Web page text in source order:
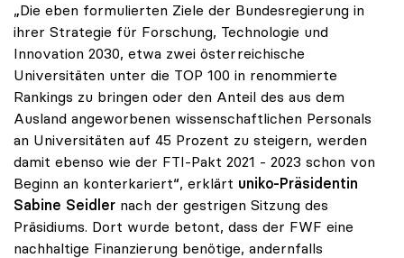
„Die eben formulierten Ziele der Bundesregierung in
ihrer Strategie für Forschung, Technologie und
Innovation 2030, etwa zwei österreichische
Universitäten unter die TOP 100 in renommierte
Rankings zu bringen oder den Anteil des aus dem
Ausland angeworbenen wissenschaftlichen Personals
an Universitäten auf 45 Prozent zu steigern, werden
damit ebenso wie der FTI-Pakt 2021 - 2023 schon von
Beginn an konterkariert“, erklärt uniko-Präsidentin
Sabine Seidler nach der gestrigen Sitzung des
Präsidiums. Dort wurde betont, dass der FWF eine
nachhaltige Finanzierung benötige, andernfalls